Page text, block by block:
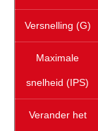
Versnelling (G)
Maximale
snelheid (IPS)
Verander het